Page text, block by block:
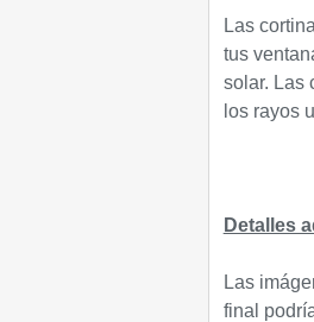
Las
tus
solar. Las
los rayos
Detalles
Las
final